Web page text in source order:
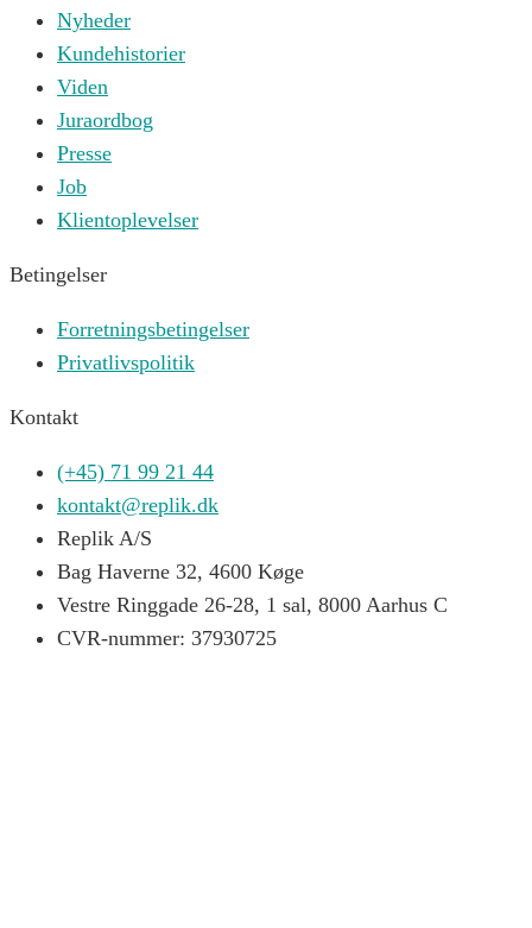
Nyheder
Kundehistorier
Viden
Juraordbog
Presse
Job
Klientoplevelser
Betingelser
Forretningsbetingelser
Privatlivspolitik
Kontakt
(+45) 71 99 21 44
kontakt@replik.dk
Replik A/S
Bag Haverne 32, 4600 Køge
Vestre Ringgade 26-28, 1 sal, 8000 Aarhus C
CVR-nummer: 37930725